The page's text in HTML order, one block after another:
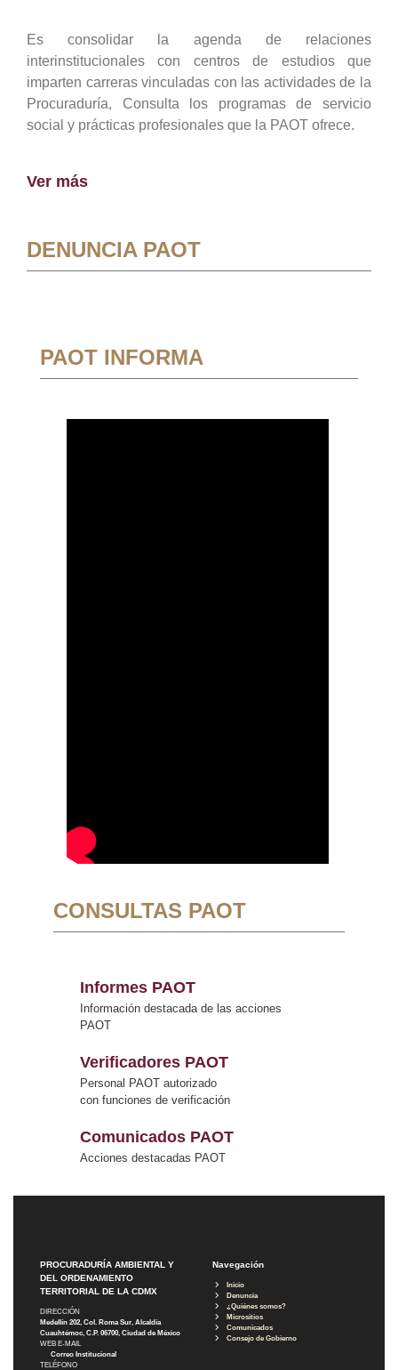
Es consolidar la agenda de relaciones
interinstitucionales con centros de estudios que
imparten carreras vinculadas con las actividades de la
Procuraduría, Consulta los programas de servicio
social y prácticas profesionales que la PAOT ofrece.
Ver más
DENUNCIA PAOT
PAOT INFORMA
CONSULTAS PAOT
Informes PAOT
Información destacada de las acciones
PAOT
Verificadores PAOT
Personal PAOT autorizado
con funciones de verificación
Comunicados PAOT
Acciones destacadas PAOT
PROCURADURÍA AMBIENTAL Y
DEL ORDENAMIENTO
TERRITORIAL DE LA CDMX
DIRECCIÓN
Medellín 202, Col. Roma Sur, Alcaldía
Cuauhtémoc, C.P. 06700, Ciudad de México
WEB E-MAIL
Correo Institucional
TELÉFONO
Navegación
Inicio
Denuncia
¿Quiénes somos?
Micrositios
Comunicados
Consejo de Gobierno